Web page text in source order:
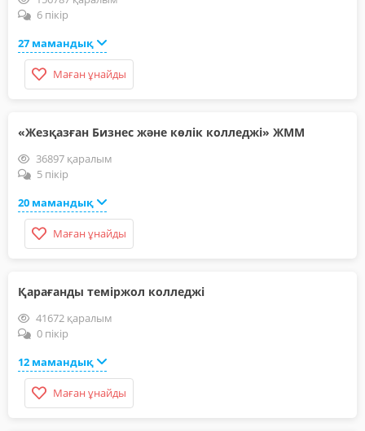
6 пікір
27 мамандық
Маған ұнайды
«Жезқазған Бизнес және көлік колледжі» ЖММ
36897 қаралым
5 пікір
20 мамандық
Маған ұнайды
Қарағанды теміржол колледжі
41672 қаралым
0 пікір
12 мамандық
Маған ұнайды